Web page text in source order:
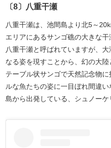
〔8〕八重干瀬
八重干瀬は、池間島より北5～
エリアにあるサンゴ礁の大きな
八重干瀬と呼ばれていますが、
なる姿を現すことから、幻の大
テーブル状サンゴで天然記念物
ルな魚たちの姿に一目ぼれ間違
島から出発している、シュノーケ